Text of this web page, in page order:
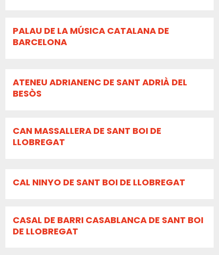
PALAU DE LA MÚSICA CATALANA DE
BARCELONA
ATENEU ADRIANENC DE SANT ADRIÀ DEL
BESÒS
CAN MASSALLERA DE SANT BOI DE
LLOBREGAT
CAL NINYO DE SANT BOI DE LLOBREGAT
CASAL DE BARRI CASABLANCA DE SANT BOI
DE LLOBREGAT